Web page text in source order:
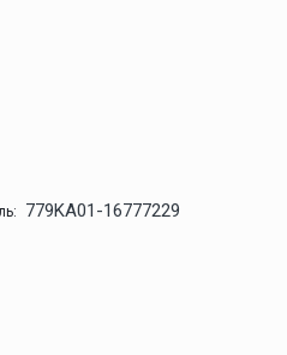
779KA01-16777229